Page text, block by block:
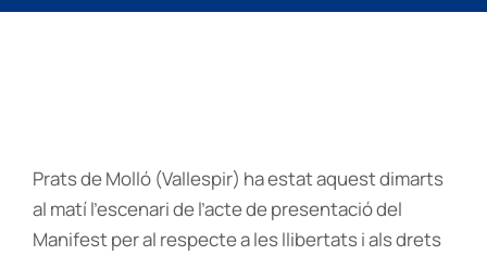
Prats de Molló (Vallespir) ha estat aquest dimarts
al matí l’escenari de l’acte de presentació del
Manifest per al respecte a les llibertats i als drets